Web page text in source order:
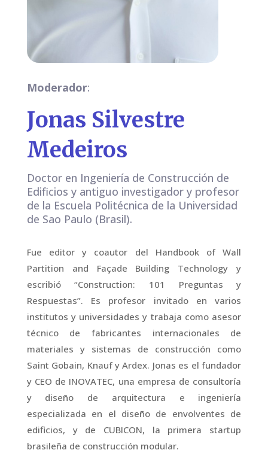
Moderador:
Jonas Silvestre
Medeiros
Doctor en Ingeniería de Construcción de
Edificios y antiguo investigador y profesor
de la Escuela Politécnica de la Universidad
de Sao Paulo (Brasil).
Fue editor y coautor del Handbook of Wall
Partition and Façade Building Technology y
escribió “Construction: 101 Preguntas y
Respuestas”. Es profesor invitado en varios
institutos y universidades y trabaja como asesor
técnico de fabricantes internacionales de
materiales y sistemas de construcción como
Saint Gobain, Knauf y Ardex. Jonas es el fundador
y CEO de INOVATEC, una empresa de consultoría
y diseño de arquitectura e ingeniería
especializada en el diseño de envolventes de
edificios, y de CUBICON, la primera startup
brasileña de construcción modular.